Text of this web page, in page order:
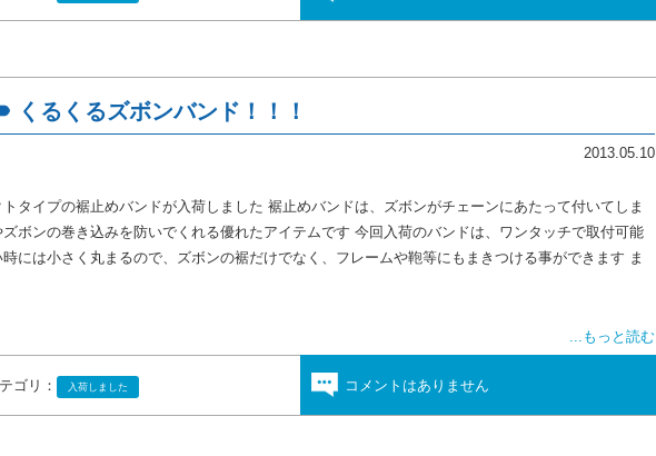
くるくるズボンバンド！！！
2013.05.10
トタイプの裾止めバンドが入荷しました 裾止めバンドは、ズボンがチェーンにあたって付いてしま
ズボンの巻き込みを防いでくれる優れたアイテムです 今回入荷のバンドは、ワンタッチで取付可能
には小さく丸まるので、ズボンの裾だけでなく、フレームや鞄等にもまきつける事ができます ま
...もっと読む
ゴリ： 入荷しました コメントはありません